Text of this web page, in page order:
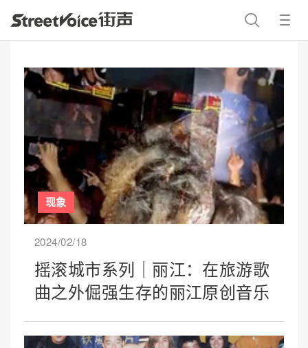
现象
2024/02/18
摇滚城市系列｜丽江：在旅游歌
曲之外倔强生存的丽江原创音乐